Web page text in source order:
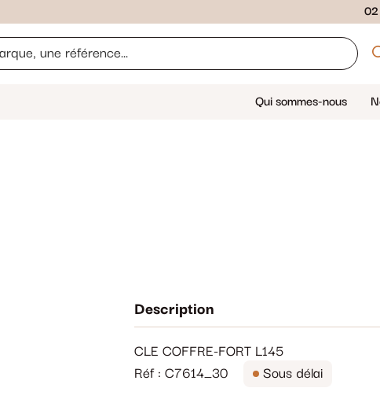
02
Qui sommes-nous
Description
CLE COFFRE-FORT L145
Réf : C7614_30
Sous délai